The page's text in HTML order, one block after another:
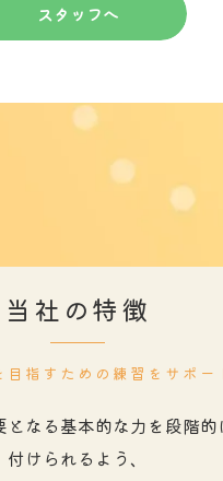
スタッフへ
目指すための練習をサポー
当社の特徴
となる基本的な力を段階的
付けられるよう、